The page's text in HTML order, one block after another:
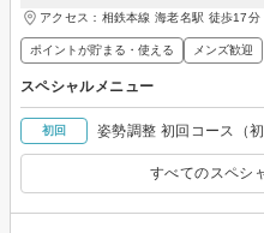
アクセス：相鉄本線 海老名駅 徒歩17分
ポイントが貯まる・使える メンズ歓迎
スペシャルメニュー
初回 姿勢調整 初回コース（
すべてのスペシ